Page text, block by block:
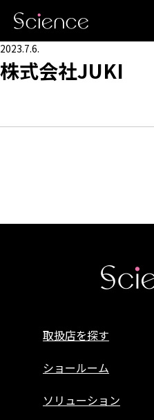
2023.7.6.
株式会社JUKI
取扱店を探す
ショールーム
ソリューション